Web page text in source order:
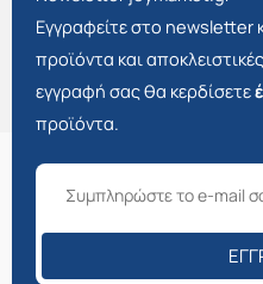
Εγγραφείτε στο newsletter
προϊόντα και
εγγραφή σας θα κερδίσετε
προϊόντα.